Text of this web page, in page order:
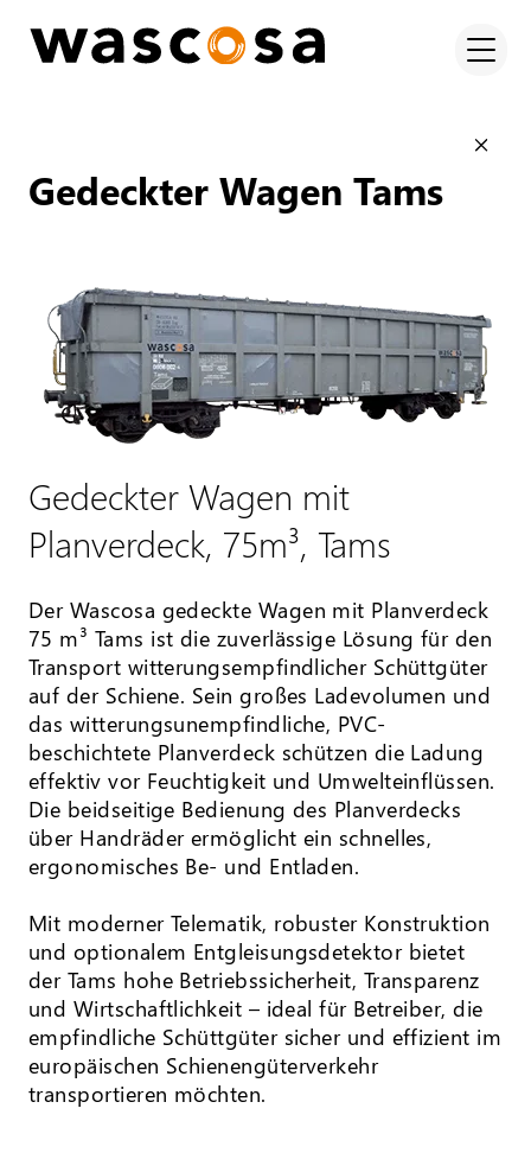
Gedeckter Wagen Tams
Gedeckter Wagen mit
Planverdeck, 75m³, Tams
Der Wascosa gedeckte Wagen mit Planverdeck
75 m³ Tams ist die zuverlässige Lösung für den
Transport witterungsempfindlicher Schüttgüter
auf der Schiene. Sein großes Ladevolumen und
das witterungsunempfindliche, PVC-
beschichtete Planverdeck schützen die Ladung
effektiv vor Feuchtigkeit und Umwelteinflüssen.
Die beidseitige Bedienung des Planverdecks
über Handräder ermöglicht ein schnelles,
ergonomisches Be- und Entladen.
Mit moderner Telematik, robuster Konstruktion
und optionalem Entgleisungsdetektor bietet
der Tams hohe Betriebssicherheit, Transparenz
und Wirtschaftlichkeit – ideal für Betreiber, die
empfindliche Schüttgüter sicher und effizient im
europäischen Schienengüterverkehr
transportieren möchten.